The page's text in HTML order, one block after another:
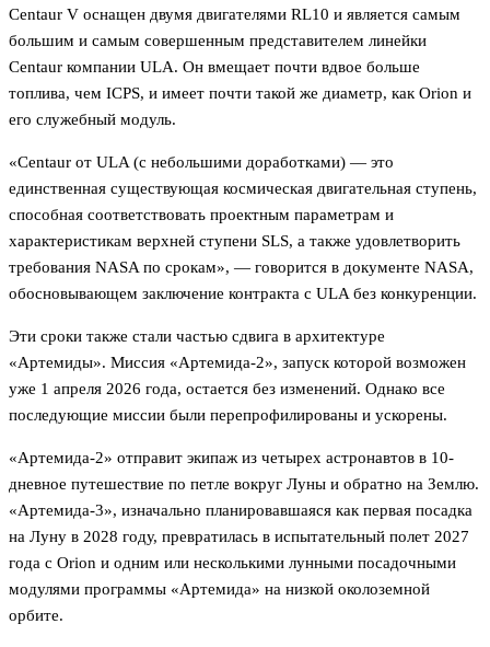
Centaur V оснащен двумя двигателями RL10 и является самым
большим и самым совершенным представителем линейки
Centaur компании ULA. Он вмещает почти вдвое больше
топлива, чем ICPS, и имеет почти такой же диаметр, как Orion и
его служебный модуль.
«Centaur от ULA (с небольшими доработками) — это
единственная существующая космическая двигательная ступень,
способная соответствовать проектным параметрам и
характеристикам верхней ступени SLS, а также удовлетворить
требования NASA по срокам», — говорится в документе NASA,
обосновывающем заключение контракта с ULA без конкуренции.
Эти сроки также стали частью сдвига в архитектуре
«Артемиды». Миссия «Артемида-2», запуск которой возможен
уже 1 апреля 2026 года, остается без изменений. Однако все
последующие миссии были перепрофилированы и ускорены.
«Артемида-2» отправит экипаж из четырех астронавтов в 10-
дневное путешествие по петле вокруг Луны и обратно на Землю.
«Артемида-3», изначально планировавшаяся как первая посадка
на Луну в 2028 году, превратилась в испытательный полет 2027
года с Orion и одним или несколькими лунными посадочными
модулями программы «Артемида» на низкой околоземной
орбите.